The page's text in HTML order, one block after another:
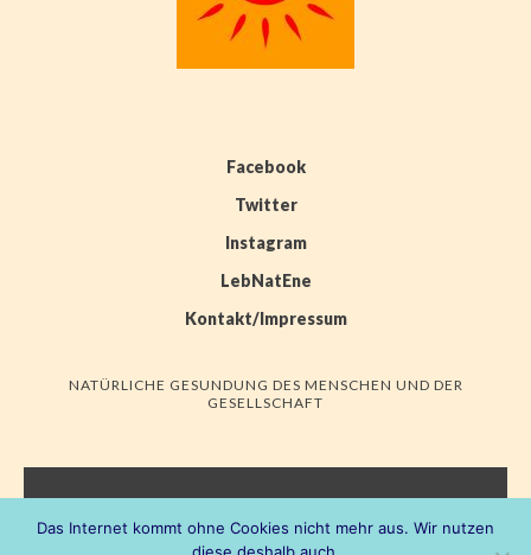
Facebook
Twitter
Instagram
LebNatEne
Kontakt/Impressum
NATÜRLICHE GESUNDUNG DES MENSCHEN UND DER
GESELLSCHAFT
LEBNATENE
Das Internet kommt ohne Cookies nicht mehr aus. Wir nutzen